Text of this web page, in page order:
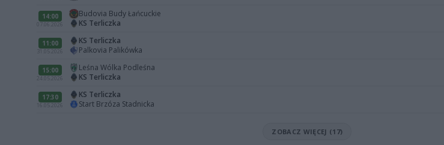
14:00
07.06.2026
Budovia Budy Łańcuckie
KS Terliczka
11:00
31.05.2026
KS Terliczka
Palkovia Palikówka
15:00
24.05.2026
Leśna Wólka Podleśna
KS Terliczka
17:30
16.05.2026
KS Terliczka
Start Brzóza Stadnicka
ZOBACZ WIĘCEJ (17)